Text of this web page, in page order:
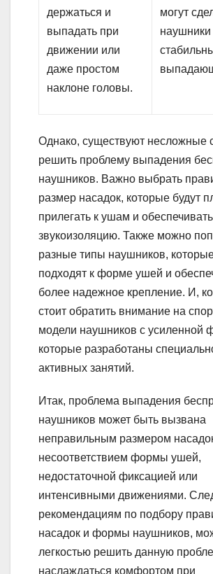
держаться и
выпадать при
движении или
даже простом
наклоне головы.
могут
Однако, существуют несложные
решить проблему выпадения
наушников. Важно выбрать
размер насадок, которые будут
прилегать к ушам и
звукоизоляцию. Также можно
разные типы наушников,
подходят к форме ушей и
более надежное крепление. И,
стоит обратить внимание на
модели наушников с усиленной
которые разработаны
активных занятий.
Итак, проблема выпадения
наушников может быть вызвана
неправильным размером
несоответствием формы ушей,
недостаточной фиксацией или
интенсивными движениями.
рекомендациям по подбору
насадок и формы наушников,
легкостью решить данную
наслаждаться комфортом при